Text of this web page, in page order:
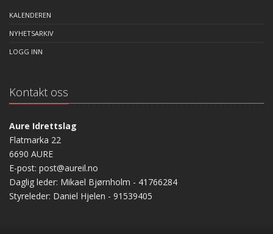
KALENDEREN
NYHETSARKIV
LOGG INN
Kontakt oss
Aure Idrettslag
Flatmarka 22
6690 AURE
E-post: post@aureil.no
Daglig leder: Mikael Bjørnholm - 41766284
Styreleder: Daniel Hjelen - 91539405